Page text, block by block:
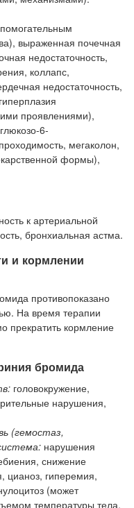
выраженная почечная
недостаточность,
коллапс,
недостаточность,
проявлениями),
6-
мегаколон,
формы),
к артериальной
бронхиальная астма.
и кормлении
противопоказано
На время терапии
прекратить кормление
бромида
головокружение,
нарушения,
(гемостаз,
нарушения
снижение
цианоз, гиперемия,
(может
температуры тела,